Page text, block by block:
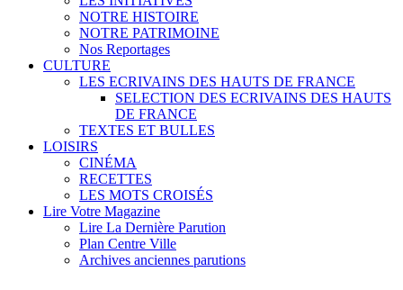
NOTRE HISTOIRE
NOTRE PATRIMOINE
Nos Reportages
CULTURE
LES ECRIVAINS DES HAUTS DE FRANCE
SELECTION DES ECRIVAINS DES HAUTS
DE FRANCE
TEXTES ET BULLES
LOISIRS
CINÉMA
RECETTES
LES MOTS CROISÉS
Lire Votre Magazine
Lire La Dernière Parution
Plan Centre Ville
Archives anciennes parutions